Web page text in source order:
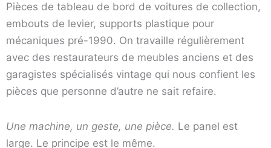
Pièces de tableau de bord de voitures de collection,
embouts de levier, supports plastique pour
mécaniques pré-1990. On travaille régulièrement
avec des restaurateurs de meubles anciens et des
garagistes spécialisés vintage qui nous confient les
pièces que personne d’autre ne sait refaire.
Une machine, un geste, une pièce. Le panel est
large. Le principe est le même.